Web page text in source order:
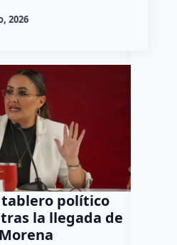
2026
político
la llegada de